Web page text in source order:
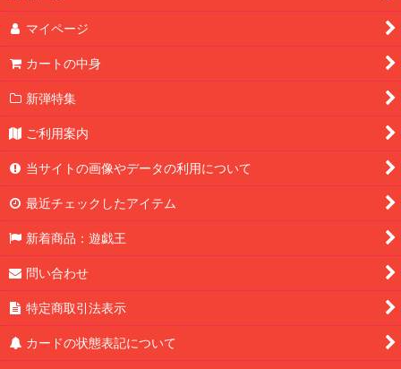
マイページ
カートの中身
新弾特集
ご利用案内
当サイトの画像やデータの利用について
最近チェックしたアイテム
新着商品：遊戯王
問い合わせ
特定商取引法表示
カードの状態表記について